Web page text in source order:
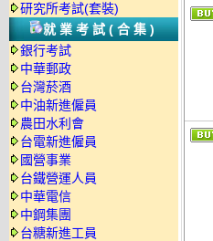
研究所考試(套裝)
就業考試(合集)
銀行考試
中華郵政
台灣菸酒
中油新進僱員
農田水利會
台電新進僱員
國營事業
台鐵營運人員
中華電信
中鋼集團
台糖新進工員